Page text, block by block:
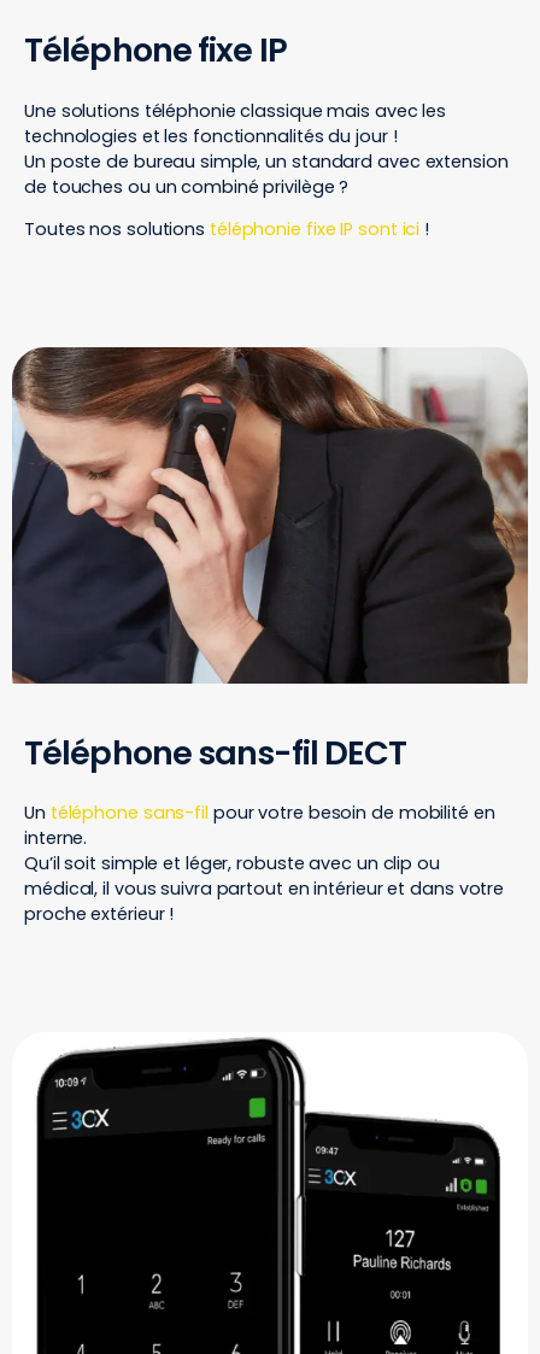
Téléphone fixe IP
Une solutions téléphonie classique mais avec les
technologies et les fonctionnalités du jour !
Un poste de bureau simple, un standard avec extension
de touches ou un combiné privilège ?
Toutes nos solutions téléphonie fixe IP sont ici !
Téléphone sans-fil DECT
Un téléphone sans-fil pour votre besoin de mobilité en
interne.
Qu’il soit simple et léger, robuste avec un clip ou
médical, il vous suivra partout en intérieur et dans votre
proche extérieur !